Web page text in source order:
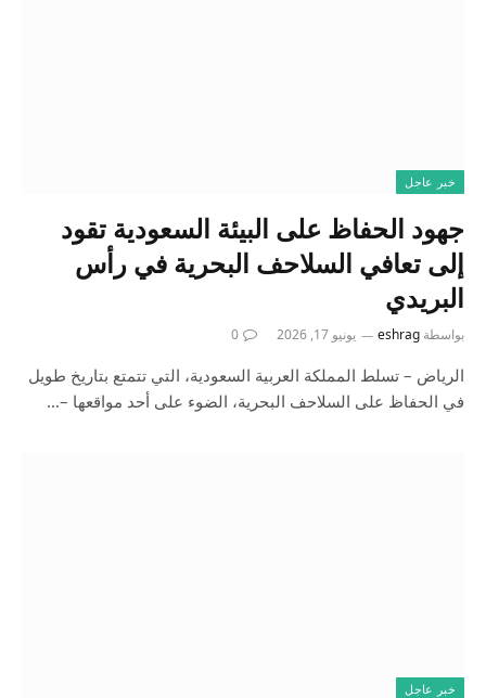
خبر عاجل
جهود الحفاظ على البيئة السعودية تقود
إلى تعافي السلاحف البحرية في رأس
البريدي
بواسطة eshrag يونيو 17, 2026 0
الرياض – تسلط المملكة العربية السعودية، التي تتمتع بتاريخ طويل
في الحفاظ على السلاحف البحرية، الضوء على أحد مواقعها –…
خبر عاجل